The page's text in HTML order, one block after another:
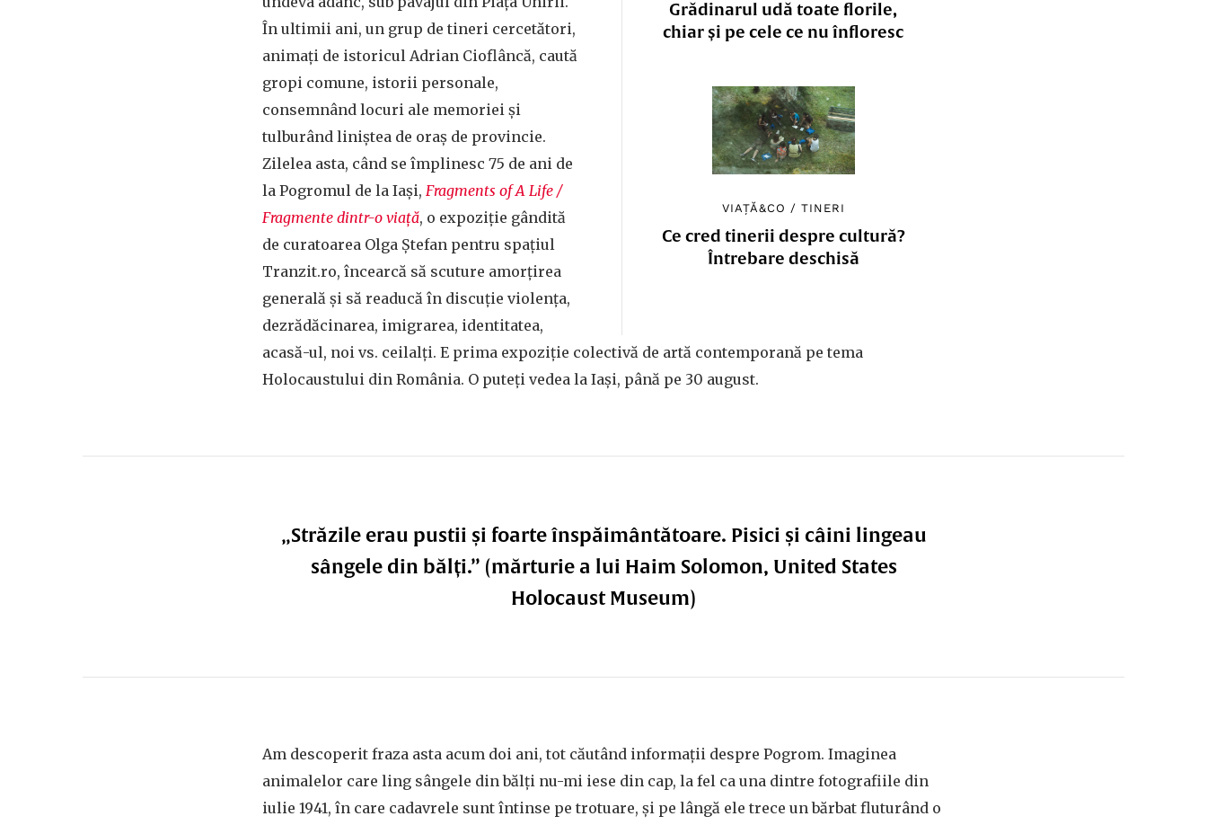
Grădinarul udă toate florile,
chiar și pe cele ce nu înfloresc
VIAȚĂ&CO /TINERI
Ce cred tinerii despre cultură?
Întrebare deschisă
În ultimii ani, un grup de tineri cercetători,
animați de istoricul Adrian Cioflâncă, caută
gropi comune, istorii personale,
consemnând locuri ale memoriei și
tulburând liniștea de oraș de provincie.
Zilelea asta, când se împlinesc 75 de ani de
la Pogromul de la Iași, Fragments of A Life /
Fragmente dintr-o viață, o expoziție gândită
de curatoarea Olga Ștefan pentru spațiul
Tranzit.ro, încearcă să scuture amorțirea
generală și să readucă în discuție violența,
dezrădăcinarea, imigrarea, identitatea,
acasă-ul, noi vs. ceilalți. E prima expoziție colectivă de artă contemporană pe tema
Holocaustului din România. O puteți vedea la Iași, până pe 30 august.
„Străzile erau pustii și foarte înspăimântătoare. Pisici și câini lingeau
sângele din bălți.” (mărturie a lui Haim Solomon, United States
Holocaust Museum)
Am descoperit fraza asta acum doi ani, tot căutând informații despre Pogrom. Imaginea
animalelor care ling sângele din bălți nu-mi iese din cap, la fel ca una dintre fotografiile din
iulie 1941, în care cadavrele sunt întinse pe trotuare, și pe lângă ele trece un bărbat fluturând o